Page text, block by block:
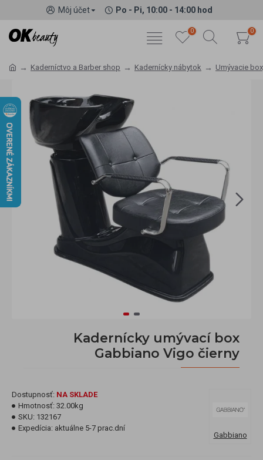
Môj účet Po - Pi, 10:00 - 14:00 hod
0 0
Kaderníctvo a Barber shop Kadernícky nábytok Umývacie
Kadernícky umývací box
Gabbiano Vigo čierny
Dostupnosť: NA SKLADE
Hmotnosť: 32.00kg
SKU: 132167
Expedícia: aktuálne 5-7 prac.dní
Gabbiano